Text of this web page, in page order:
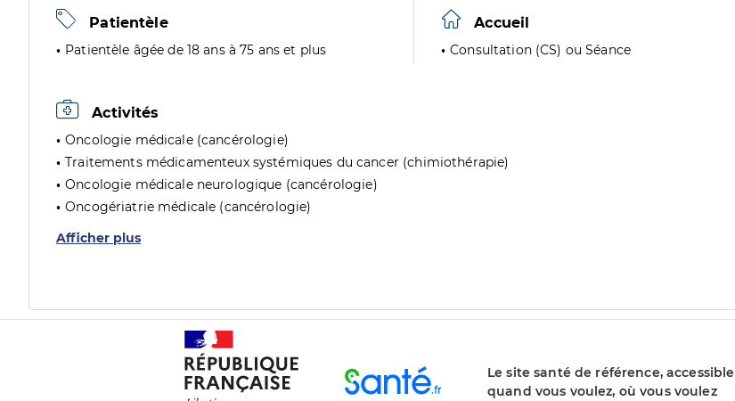
Patientèle
Patientèle âgée de 18 ans à 75 ans et plus
Accueil
Consultation (CS) ou Séance
Activités
Oncologie médicale (cancérologie)
Traitements médicamenteux systémiques du cancer (chimiothérapie)
Oncologie médicale neurologique (cancérologie)
Oncogériatrie médicale (cancérologie)
Afficher plus
Le site santé de référence, accessible
quand vous voulez, où vous voulez